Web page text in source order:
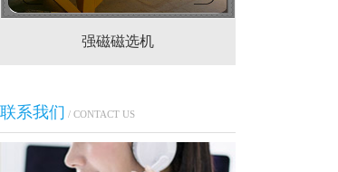
强磁磁选机
联系我们 / CONTACT US